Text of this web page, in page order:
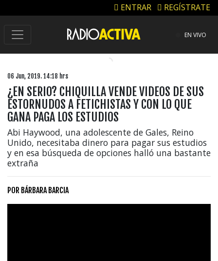
ENTRAR REGÍSTRATE
EN VIVO
06 Jun, 2019. 14:18 hrs
¿EN SERIO? CHIQUILLA VENDE VIDEOS DE SUS
ESTORNUDOS A FETICHISTAS Y CON LO QUE
GANA PAGA LOS ESTUDIOS
Abi Haywood, una adolescente de Gales, Reino
Unido, necesitaba dinero para pagar sus estudios
y en esa búsqueda de opciones halló una bastante
extraña
POR BÁRBARA BARCIA